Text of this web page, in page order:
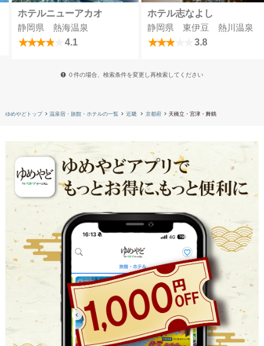
ホテルニューアカオ
静岡県 熱海温泉
4.1
ホテル志なよし
静岡県 東伊豆 熱川温泉
3.8
０件の場合、検索条件を変更し再検索してください
ゆめやどトップ 温泉宿・旅館・ホテルの一覧 近畿 京都府 天橋立・宮津・舞鶴